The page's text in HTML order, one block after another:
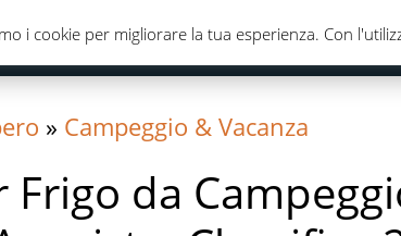
CASA & CUCINA
» Campeggio & Vacanza
Frigo da
i cookie per migliorare la tua esperienza. Con